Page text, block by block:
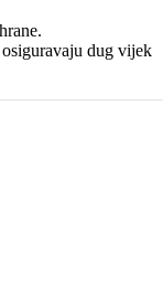
dug vijek